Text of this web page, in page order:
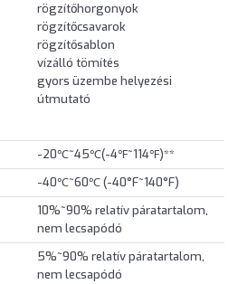
rögzítőhorgonyok
rögzítőcsavarok
rögzítősablon
vízálló tömítés
gyors üzembe helyezési
útmutató
-20℃~45℃(-4℉~114℉)**
-40℃~60℃ (-40°F~140°F)
10%~90% relatív páratartalom,
nem lecsapódó
5%~90% relatív páratartalom,
nem lecsapódó